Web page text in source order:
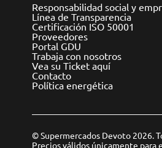
Responsabilidad social y
Línea de Transparencia
Certificación ISO 50001
Proveedores
Portal GDU
Trabaja con nosotros
Vea su Ticket aquí
Contacto
Política energética
© Supermercados Devoto 2026.
Precios válidos únicamente para